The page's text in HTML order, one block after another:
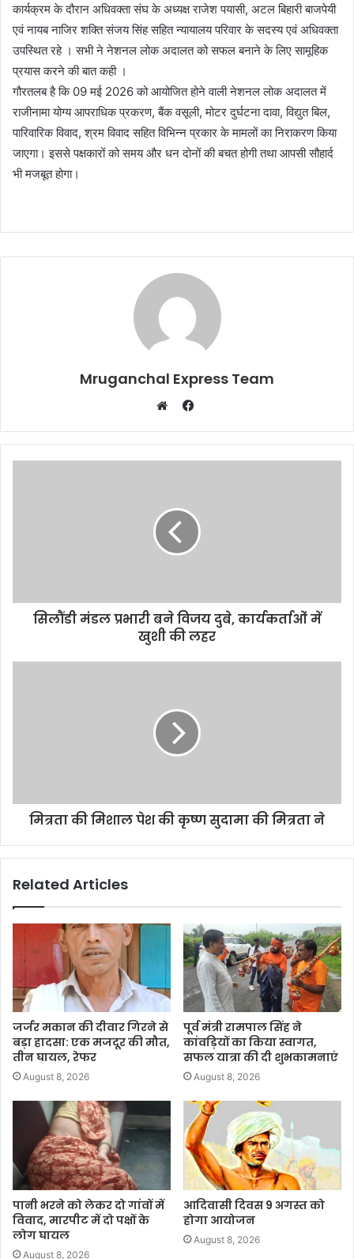
कार्यक्रम के दौरान अधिवक्ता संघ के अध्यक्ष राजेश पयासी, अटल बिहारी बाजपेयी
एवं नायब नाजिर शक्ति संजय सिंह सहित न्यायालय परिवार के सदस्य एवं अधिवक्ता
उपस्थित रहे । सभी ने नेशनल लोक अदालत को सफल बनाने के लिए सामूहिक
प्रयास करने की बात कही ।
गौरतलब है कि 09 मई 2026 को आयोजित होने वाली नेशनल लोक अदालत में
राजीनामा योग्य आपराधिक प्रकरण, बैंक वसूली, मोटर दुर्घटना दावा, विद्युत बिल,
पारिवारिक विवाद, श्रम विवाद सहित विभिन्न प्रकार के मामलों का निराकरण किया
जाएगा। इससे पक्षकारों को समय और धन दोनों की बचत होगी तथा आपसी सौहार्द
भी मजबूत होगा।
Mruganchal Express Team
Facebook
सिलौंडी मंडल प्रभारी बने विजय दुबे, कार्यकर्ताओं में
खुशी की लहर
मित्रता की मिशाल पेश की कृष्ण सुदामा की मित्रता ने
Related Articles
जर्जर मकान की दीवार गिरने से
बड़ा हादसा: एक मजदूर की मौत,
तीन घायल, रेफर
August 8, 2026
पूर्व मंत्री रामपाल सिंह ने
कांवड़ियों का किया स्वागत,
सफल यात्रा की दी शुभकामनाएं
August 8, 2026
पानी भरने को लेकर दो गांवों में
विवाद, मारपीट में दो पक्षों के
लोग घायल
August 8, 2026
आदिवासी दिवस 9 अगस्त को
होगा आयोजन
August 8, 2026